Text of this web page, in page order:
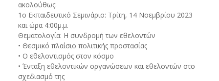
ακολούθως:
1ο Εκπαιδευτικό Σεμινάριο: Τρίτη, 14 Νοεμβρίου 2023
και ώρα 4:00μ.μ.
Θεματολογία: Η συνδρομή των εθελοντών
• Θεσμικό πλαίσιο πολιτικής προστασίας
• Ο εθελοντισμός στον κόσμο
• Ένταξη εθελοντικών οργανώσεων και εθελοντών στο
σχεδιασμό της